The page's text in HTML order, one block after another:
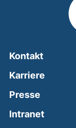
Kontakt
Karriere
Presse
Intranet